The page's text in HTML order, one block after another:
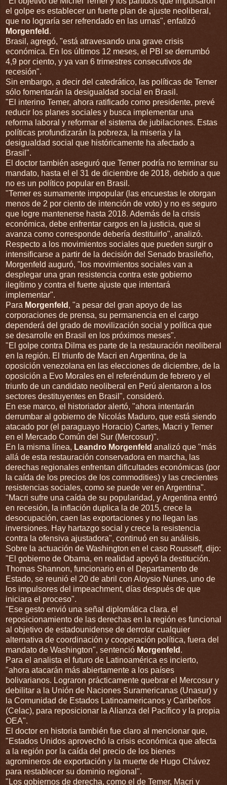
el golpe es establecer un fuerte plan de ajuste neoliberal,
que no lograría ser refrendado en las urnas", enfatizó
Morgenfeld .
Brasil, agregó, "está atravesando una grave crisis
económica. En los últimos 12 meses, el PBI se derrumbó
4,9 por ciento, y ya van 6 trimestres consecutivos de
recesión".
Sin embargo, a decir del catedrático, las políticas de Temer
sólo fomentarán la desigualdad social en Brasil.
"El interino Temer, ahora ratificado como presidente, prevé
reducir los planes sociales y busca implementar una
reforma laboral y reformar el sistema de jubilaciones. Estas
políticas profundizarán la pobreza, la miseria y la
desigualdad social que históricamente ha afectado a
Brasil".
El doctor también aseguró que Temer podría no terminar su
mandato, hasta el el 31 de diciembre de 2018, debido a que
no es un político popular en Brasil.
"Temer es sumamente impopular (las encuestas le otorgan
menos de 2 por ciento de intención de voto) y no es seguro
que logre mantenerse hasta 2018. Además de la crisis
económica, debe enfrentar cargos en la justicia, que si
avanza como corresponde debería destituirlo", analizó.
Respecto a los movimientos sociales que pueden surgir o
intensificarse a partir de la decisión del Senado brasileño,
Morgenfeld auguró, "los movimientos sociales van a
desplegar una gran resistencia contra este gobierno
ilegítimo y contra el fuerte ajuste que intentará
implementar".
Para Morgenfeld , "a pesar del gran apoyo de las
corporaciones de prensa, su permanencia en el cargo
dependerá del grado de movilización social y política que
se desarrolle en Brasil en los próximos meses".
"El golpe contra Dilma es parte de la restauración neoliberal
en la región. El triunfo de Macri en Argentina, de la
oposición venezolana en las elecciones de diciembre, de la
oposición a Evo Morales en el referéndum de febrero y el
triunfo de un candidato neoliberal en Perú alentaron a los
sectores destituyentes en Brasil", consideró.
En ese marco, el historiador alertó, "ahora intentarán
derrumbar al gobierno de Nicolás Maduro, que está siendo
atacado por (el paraguayo Horacio) Cartes, Macri y Temer
en el Mercado Común del Sur (Mercosur)".
En la misma línea, Leandro Morgenfeld analizó que "más
allá de esta restauración conservadora en marcha, las
derechas regionales enfrentan dificultades económicas (por
la caída de los precios de los commodities) y las crecientes
resistencias sociales, como se puede ver en Argentina".
"Macri sufre una caída de su popularidad, y Argentina entró
en recesión, la inflación duplica la de 2015, crece la
desocupación, caen las exportaciones y no llegan las
inversiones. Hay hartazgo social y crece la resistencia
contra la ofensiva ajustadora", continuó en su análisis.
Sobre la actuación de Washington en el caso Rousseff, dijo:
"El gobierno de Obama, en realidad apoyó la destitución.
Thomas Shannon, funcionario en el Departamento de
Estado, se reunió el 20 de abril con Aloysio Nunes, uno de
los impulsores del impeachment, días después de que
iniciara el proceso".
"Ese gesto envió una señal diplomática clara. el
reposicionamiento de las derechas en la región es funcional
al objetivo de estadounidense de derrotar cualquier
alternativa de coordinación y cooperación política, fuera del
mandato de Washington", sentenció Morgenfeld .
Para el analista el futuro de Latinoamérica es incierto,
"ahora atacarán más abiertamente a los países
bolivarianos. Lograron prácticamente quebrar el Mercosur y
debilitar a la Unión de Naciones Suramericanas (Unasur) y
la Comunidad de Estados Latinoamericanos y Caribeños
(Celac), para reposicionar la Alianza del Pacífico y la propia
OEA".
El doctor en historia también fue claro al mencionar que,
"Estados Unidos aprovechó la crisis económica que afecta
a la región por la caída del precio de los bienes
agromineros de exportación y la muerte de Hugo Chávez
para restablecer su dominio regional".
"Los gobiernos de derecha, como el de Temer, Macri y